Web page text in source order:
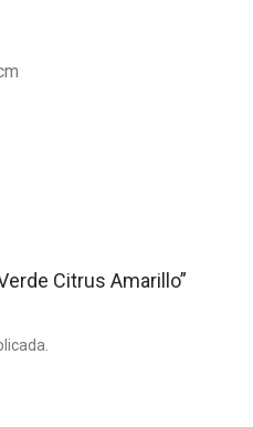
Citrus Amarillo”